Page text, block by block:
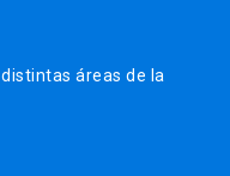
áreas de la